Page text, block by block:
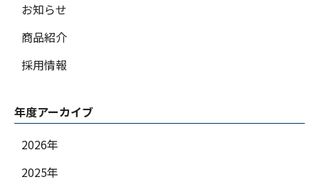
お知らせ
商品紹介
採用情報
年度アーカイブ
2026年
2025年